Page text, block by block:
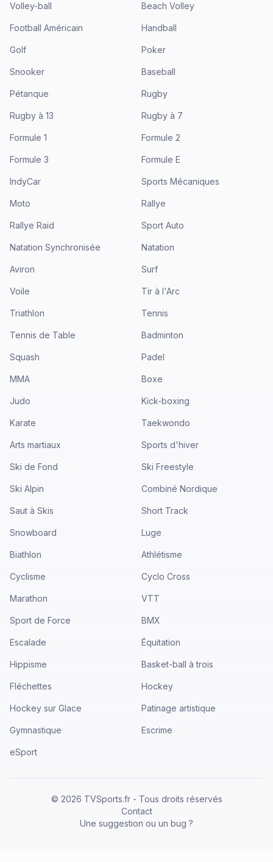
Volley-ball Beach Volley
Football Américain Handball
Golf Poker
Snooker Baseball
Pétanque Rugby
Rugby à 13 Rugby à 7
Formule 1 Formule 2
Formule 3 Formule E
IndyCar Sports Mécaniques
Moto Rallye
Rallye Raid Sport Auto
Natation Synchronisée Natation
Aviron Surf
Voile Tir à l'Arc
Triathlon Tennis
Tennis de Table Badminton
Squash Padel
MMA Boxe
Judo Kick-boxing
Karate Taekwondo
Arts martiaux Sports d'hiver
Ski de Fond Ski Freestyle
Ski Alpin Combiné Nordique
Saut à Skis Short Track
Snowboard Luge
Biathlon Athlétisme
Cyclisme Cyclo Cross
Marathon VTT
Sport de Force BMX
Escalade Équitation
Hippisme Basket-ball à trois
Fléchettes Hockey
Hockey sur Glace Patinage artistique
Gymnastique Escrime
eSport
© 2026 TVSports.fr - Tous droits réservés
Contact
Une suggestion ou un bug ?